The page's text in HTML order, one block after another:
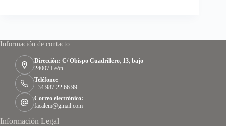
Información de contacto
Dirección: C/ Obispo Cuadrillero, 13, bajo
24007.León
Teléfono:
+34 987 22 66 99
Correo electrónico:
facalem@gmail.com
Información Legal